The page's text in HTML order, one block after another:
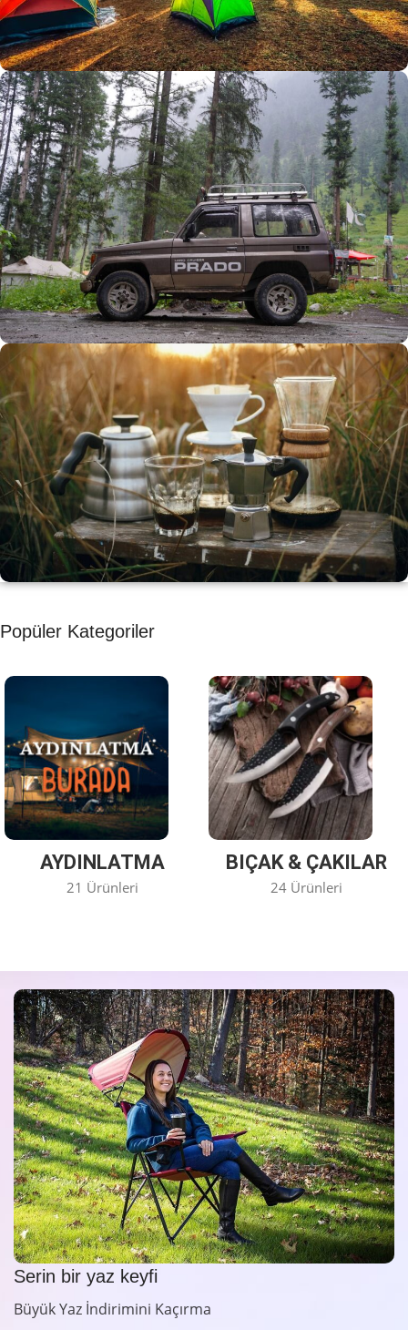
Büyük Yaz İndirimi
0
Günler
00
Hr
00
Min
00
SSK
Alışverişe Başla
ARAÇ AKSESUARLARI
SATIŞ VE MONTAJ
Keşfet
KAHVE KEYFİ
Kahvemizi Denediniz mi ?
Keşfet
Popüler Kategoriler
AYDINLATMA
21 Ürünleri
BIÇAK & ÇAKILAR
24 Ürünleri
Serin bir yaz keyfi
Büyük Yaz İndirimini Kaçırma